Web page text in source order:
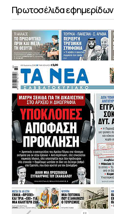
Πρωτοσέλιδα εφημερίδων